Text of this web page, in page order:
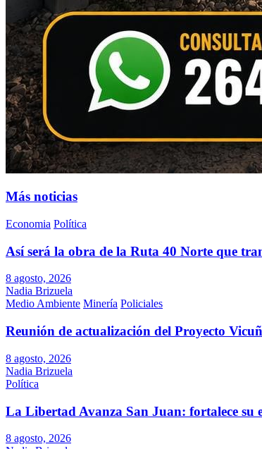
Más noticias
Economia Política
Así será la obra de la Ruta 40 Norte que
8 agosto, 2026
Nadia Brizuela
Medio Ambiente Minería Policiales
Reunión de actualización del Proyecto
8 agosto, 2026
Nadia Brizuela
Política
La Libertad Avanza San Juan: fortalece su
8 agosto, 2026